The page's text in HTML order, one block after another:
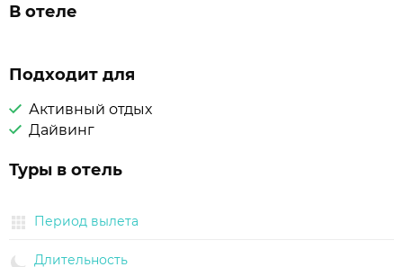
В отеле
Подходит для
Активный отдых
Дайвинг
Туры в отель
Период вылета
Длительность